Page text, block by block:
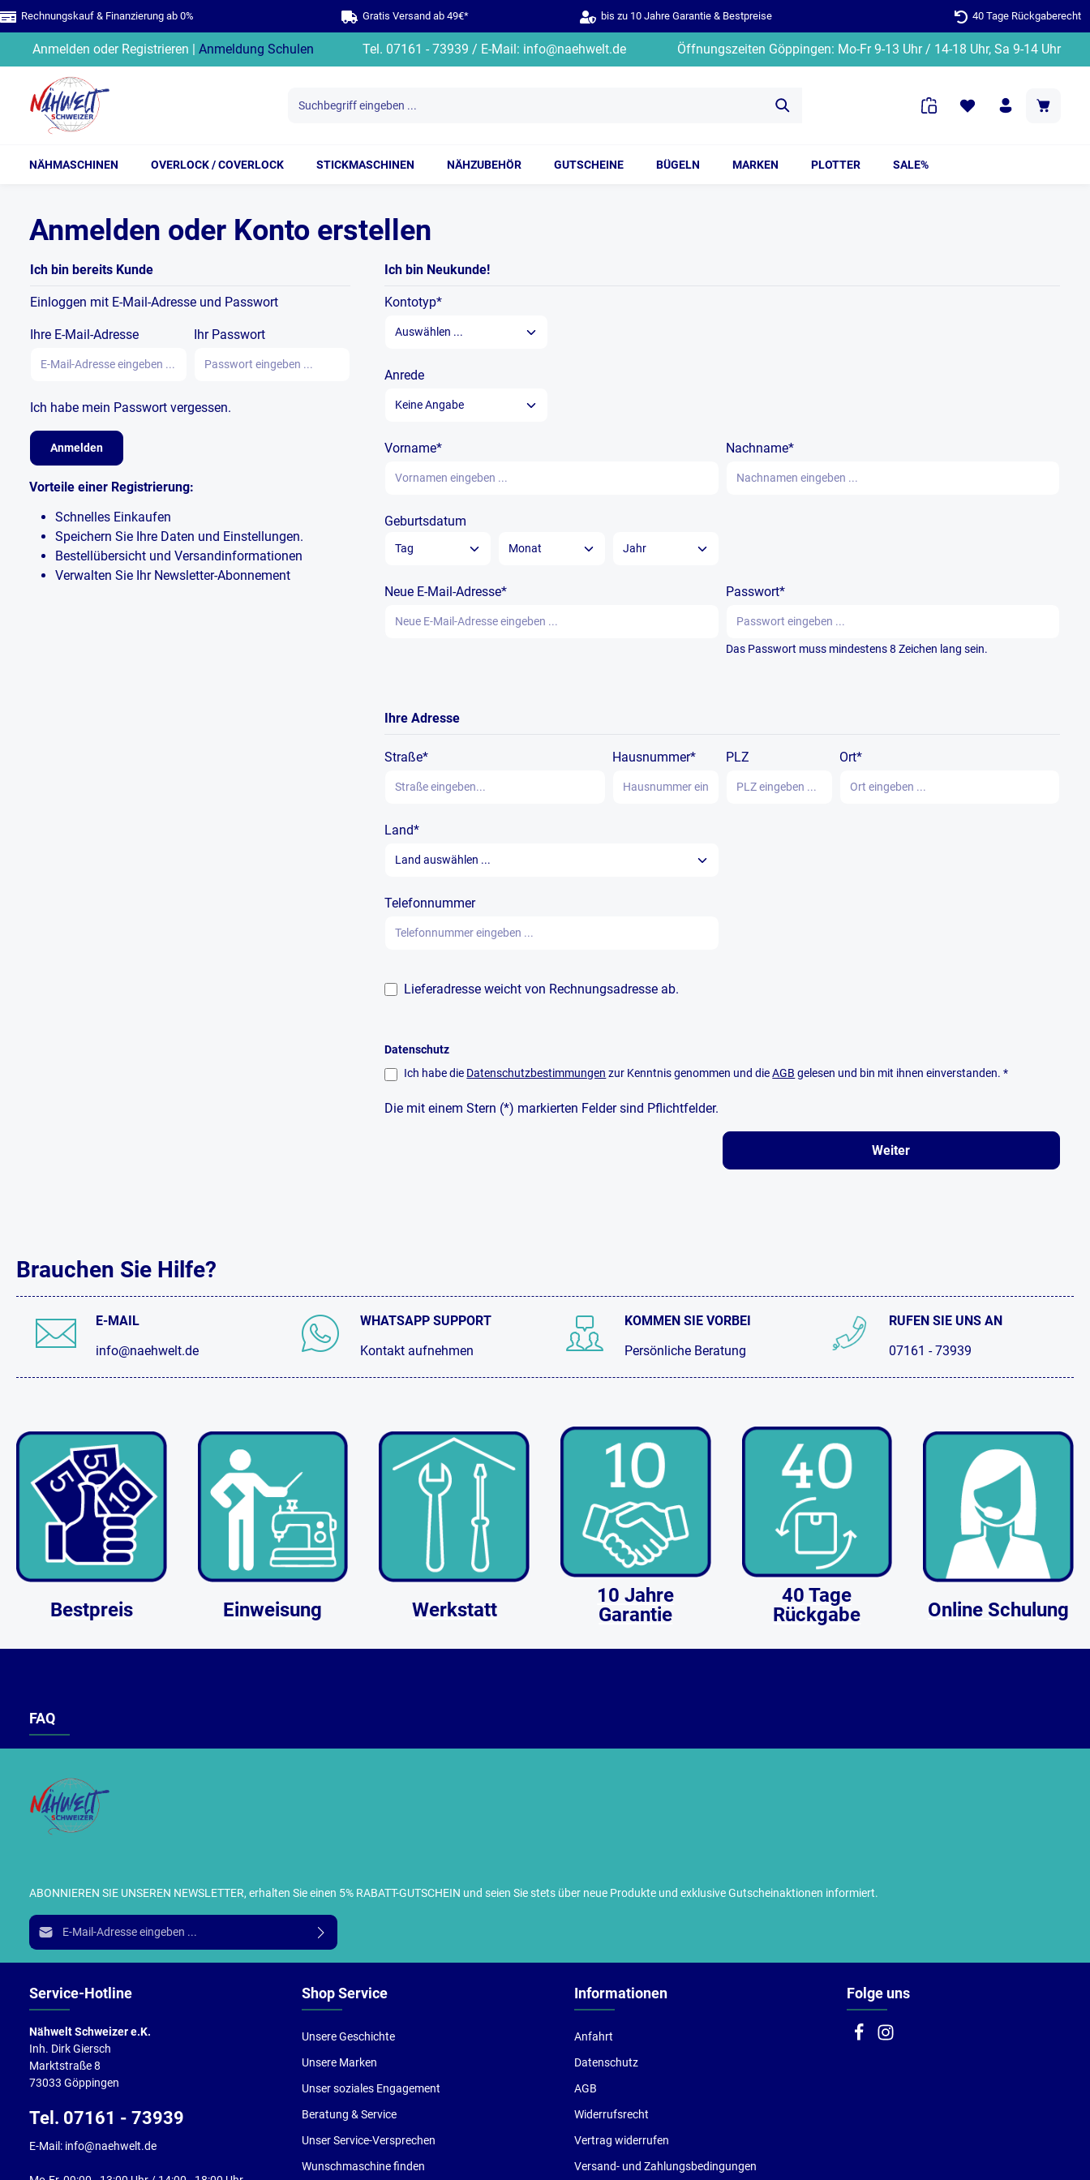
Zur Hauptnavigation springen
Rechnungskauf & Finanzierung ab 0% Gratis Versand ab 49€* bis zu 10 Jahre Garantie & Bestpreise 40 Tage Rückgaberecht
Anmelden oder Registrieren | Anmeldung Schulen Tel. 07161 - 73939 / E-Mail: info@naehwelt.de Öffnungszeiten Göppingen: Mo-Fr 9-13 Uhr / 14-18 Uhr, Sa 9-14 Uhr
NÄHMASCHINEN OVERLOCK / COVERLOCK STICKMASCHINEN NÄHZUBEHÖR GUTSCHEINE BÜGELN MARKEN PLOTTER SALE%
Anmelden oder Konto erstellen
Ich bin bereits Kunde
Einloggen mit E-Mail-Adresse und Passwort
Ihre E-Mail-Adresse Ihr Passwort
Ich habe mein Passwort vergessen.
Anmelden
Vorteile einer Registrierung:
Schnelles Einkaufen
Speichern Sie Ihre Daten und Einstellungen.
Bestellübersicht und Versandinformationen
Verwalten Sie Ihr Newsletter-Abonnement
Ich bin Neukunde!
Persönliche Informationen
Kontotyp*
Anrede
Vorname* Nachname*
Geburtsdatum
Neue E-Mail-Adresse* Passwort*
Das Passwort muss mindestens 8 Zeichen lang sein.
Ihre Adresse
Straße* Hausnummer* PLZ Ort*
Land*
Telefonnummer
Lieferadresse weicht von Rechnungsadresse ab.
Datenschutz
Ich habe die Datenschutzbestimmungen zur Kenntnis genommen und dieAGB gelesen und bin mit ihnen einverstanden. *
Die mit einem Stern (*) markierten Felder sind Pflichtfelder.
Weiter
Brauchen Sie Hilfe?
E-MAIL
info@naehwelt.de
WHATSAPP SUPPORT
Kontakt aufnehmen
KOMMEN SIE VORBEI
Persönliche Beratung
RUFEN SIE UNS AN
07161 - 73939
Bestpreis Einweisung Werkstatt
10 Jahre
Garantie
40 Tage
Rückgabe
Online Schulung
ABONNIEREN SIE UNSEREN NEWSLETTER, erhalten Sie einen 5% RABATT-GUTSCHEIN und seien Sie stets über neue Produkte und exklusive Gutscheinaktionen informiert.
E-Mail-Adresse*
Folge uns
Service-Hotline
Nähwelt Schweizer e.K.
Inh. Dirk Giersch
Marktstraße 8
73033 Göppingen
Tel. 07161 - 73939
E-Mail: info@naehwelt.de
Shop Service
Unsere Geschichte
Unsere Marken
Unser soziales Engagement
Beratung & Service
Unser Service-Versprechen
Wunschmaschine finden
Informationen
Anfahrt
Datenschutz
AGB
Widerrufsrecht
Vertrag widerrufen
Versand- und Zahlungsbedingungen
FAQ